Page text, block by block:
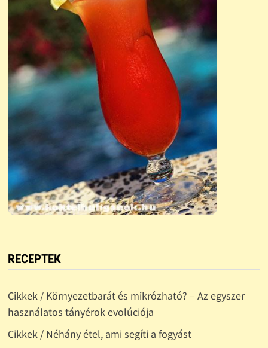
RECEPTEK
Cikkek / Környezetbarát és mikrózható? – Az egyszer
használatos tányérok evolúciója
Cikkek / Néhány étel, ami segíti a fogyást